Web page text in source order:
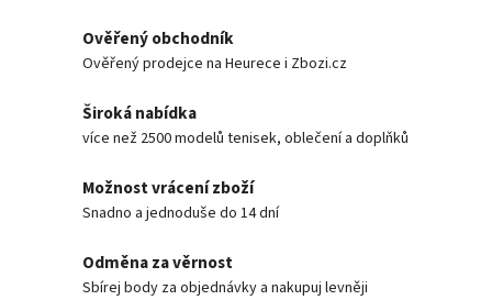
Ověřený obchodník
Ověřený prodejce na Heurece i Zbozi.cz
Široká nabídka
více než 2500 modelů tenisek, oblečení a doplňků
Možnost vrácení zboží
Snadno a jednoduše do 14 dní
Odměna za věrnost
Sbírej body za objednávky a nakupuj levněji